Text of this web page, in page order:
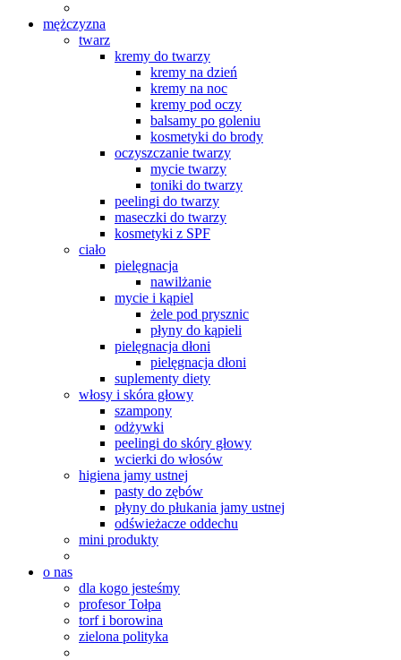
mężczyzna
twarz
kremy do twarzy
kremy na dzień
kremy na noc
kremy pod oczy
balsamy po goleniu
kosmetyki do brody
oczyszczanie twarzy
mycie twarzy
toniki do twarzy
peelingi do twarzy
maseczki do twarzy
kosmetyki z SPF
ciało
pielęgnacja
nawilżanie
mycie i kąpiel
żele pod prysznic
płyny do kąpieli
pielęgnacja dłoni
pielęgnacja dłoni
suplementy diety
włosy i skóra głowy
szampony
odżywki
peelingi do skóry głowy
wcierki do włosów
higiena jamy ustnej
pasty do zębów
płyny do płukania jamy ustnej
odświeżacze oddechu
mini produkty
o nas
dla kogo jesteśmy
profesor Tołpa
torf i borowina
zielona polityka